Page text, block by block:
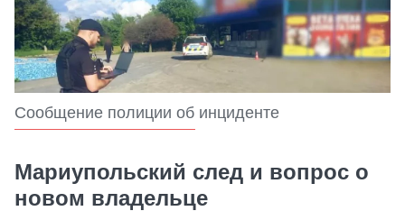
Сообщение полиции об инциденте
Мариупольский след и вопрос о
новом владельце